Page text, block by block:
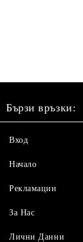
Бързи връзки:
Вход
Начало
Рекламации
За Нас
Лични Данни